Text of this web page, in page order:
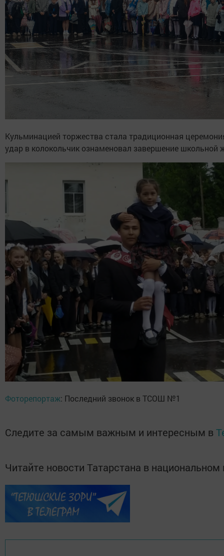
Кульминацией торжества стала традиционная
удар в колокольчик ознаменовал завершение
Фоторепортаж: Последний звонок в ТСОШ №1
Следите за самым важным и интересным в
Читайте новости Татарстана в